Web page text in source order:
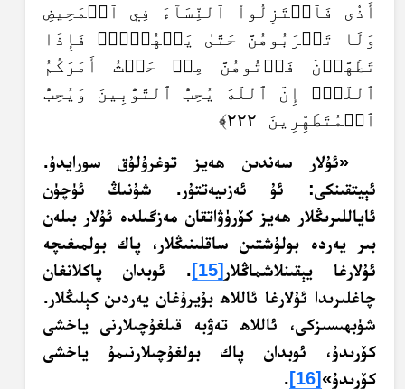
أَذٗى فَٱعۡتَزِلُواْ ٱلنِّسَآءَ فِي ٱلۡمَحِيضِ
وَلَا تَقۡرَبُوهُنَّ حَتَّىٰ يَطۡهُرۡنَۖ فَإِذَا
تَطَهَّرۡنَ فَأۡتُوهُنَّ مِنۡ حَيۡثُ أَمَرَكُمُ
ٱللَّهُۚ إِنَّ ٱللَّهَ يُحِبُّ ٱلتَّوَّٰبِينَ وَيُحِبُّ
ٱلۡمُتَطَهِّرِينَ ٢٢٢﴾
«ئۇلار سەندىن ھەيز توغرۇلۇق سورايدۇ.
ئېيتقىنكى: ئۇ ئەزىيەتتۇر. شۇنىڭ ئۈچۈن
ئاياللىرىڭلار ھەيز كۆرۈۋاتقان مەزگىلدە ئۇلار بىلەن
بىر يەردە بولۇشتىن ساقلىنىڭلار، پاك بولمىغىچە
ئۇلارغا يېقىنلاشماڭلار[15]
. ئوبدان پاكلانغان
چاغلىرىدا ئۇلارغا ئاللاھ بۇيرۇغان يەردىن كېلىڭلار.
شۈبھىسىزكى، ئاللاھ تەۋبە قىلغۇچىلارنى ياخشى
كۆرىدۇ، ئوبدان پاك بولغۇچىلارنىمۇ ياخشى
كۆرىدۇ»[16]
.